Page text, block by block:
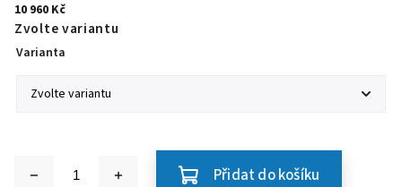
10 960 Kč
Zvolte variantu
Varianta
Přidat do košíku